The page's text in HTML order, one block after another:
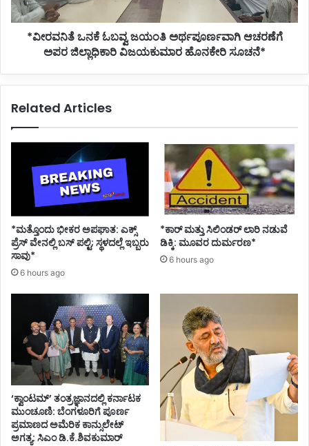
ಜಿಲ್ಲಾಧಿಕಾರಿ
ವಿಜಯಕುಮಾರ
ಹೊನಕೇರಿ
*ವೀರವನಿತೆ ಒನಕೆ ಓಬವ್ವ ಜಯಂತಿ ಅರ್ಥಪೂರ್ಣವಾಗಿ ಆಚರಣೆಗೆ
ಅಪರ ಜಿಲ್ಲಾಧಿಕಾರಿ ವಿಜಯಕುಮಾರ ಹೊನಕೇರಿ ಸೂಚನೆ*
Related Articles
*ಮತ್ತೊಂದು ಭೀಕರ ಅಪಘಾತ: ಎಕ್ಸ್
ಪ್ರೆಸ್ ವೇನಲ್ಲಿ ಬಸ್ ಪಲ್ಟಿ; ಸ್ಥಳದಲ್ಲೆ ಇಬ್ಬರು
ಸಾವು*
6 hours ago
*ಕಾರ್ ಮತ್ತು ಸಿಲಿಂಡ‌ರ್ ಲಾರಿ ನಡುವೆ
ಡಿಕ್ಕಿ: ಮೂವರ ದುರ್ಮರಣ*
6 hours ago
‘ಕ್ವಾಂಟಮ್’ ತಂತ್ರಜ್ಞಾನದಲ್ಲಿ ಕರ್ನಾಟಕ
ಮುಂಚೂಣಿ: ಬೆಂಗಳೂರಿಗೆ ಪೂರ್ಣ
ಪ್ರಮಾಣದ ಅಮೆರಿಕ ಕಾನ್ಸುಲೇಟ್
ಅಗತ್ಯ: ಸಿಎಂ ಡಿ.ಕೆ.ಶಿವಕುಮಾರ್